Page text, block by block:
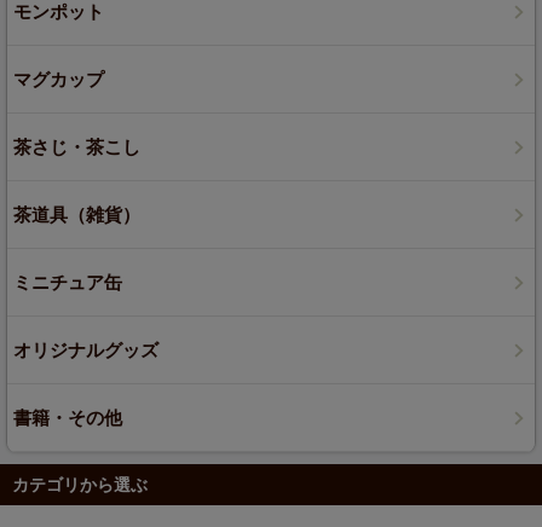
モンポット
マグカップ
茶さじ・茶こし
茶道具（雑貨）
ミニチュア缶
オリジナルグッズ
書籍・その他
カテゴリから選ぶ